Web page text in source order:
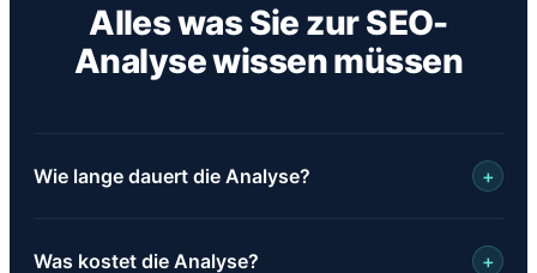
Alles was Sie zur SEO-
Analyse wissen müssen
Wie lange dauert die Analyse? +
In der Regel 5–10 Minuten. Sie erhalten den Report
Was kostet die Analyse? +